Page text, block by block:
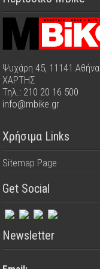
Ψυχάρη 45, 11141 Αθήνα
ΧΑΡΤΗΣ
Τηλ.: 210 20 16 500
info@mbike.gr
Χρήσιμα Links
Sitemap Page
Get Social
Newsletter